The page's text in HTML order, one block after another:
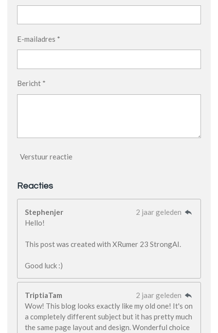
E-mailadres *
Bericht *
Verstuur reactie
Reacties
Stephenjer
2 jaar geleden
Hello!
This post was created with XRumer 23 StrongAI.
Good luck :)
TriptiaTam
2 jaar geleden
Wow! This blog looks exactly like my old one! It's on
a completely different subject but it has pretty much
the same page layout and design. Wonderful choice